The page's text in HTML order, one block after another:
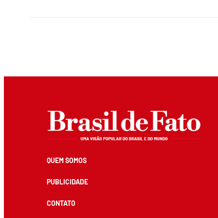
QUEM SOMOS
PUBLICIDADE
CONTATO